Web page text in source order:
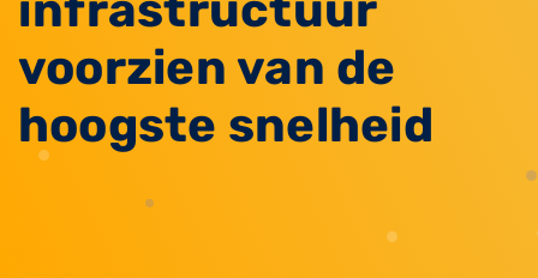
voorzien van de
hoogste snelheid